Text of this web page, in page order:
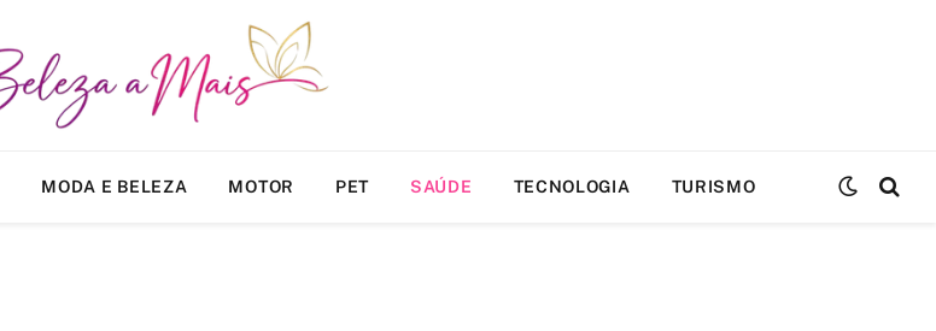
MODA E BELEZA MOTOR PET SAÚDE TECNOLOGIA TURISMO